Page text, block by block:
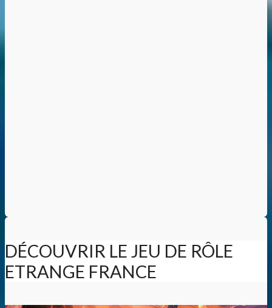
DÉCOUVRIR LE JEU DE RÔLE
ETRANGE FRANCE